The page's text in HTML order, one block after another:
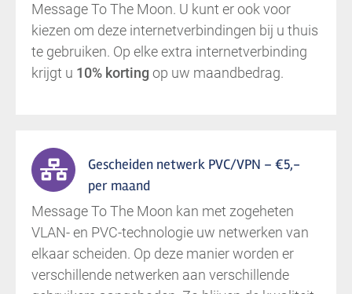
Message To The Moon. U kunt er ook voor
kiezen om deze internetverbindingen bij u thuis
te gebruiken. Op elke extra internetverbinding
krijgt u 10% korting op uw maandbedrag.
Gescheiden netwerk PVC/VPN – €5,-
per maand
Message To The Moon kan met zogeheten
VLAN- en PVC-technologie uw netwerken van
elkaar scheiden. Op deze manier worden er
verschillende netwerken aan verschillende